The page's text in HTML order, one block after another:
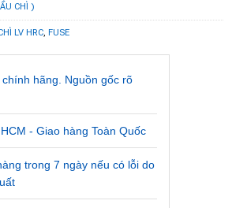
CHÌ )
LV HRC, FUSE
chính hãng. Nguồn gốc rõ
- Giao hàng Toàn Quốc
trong 7 ngày nếu có lỗi do